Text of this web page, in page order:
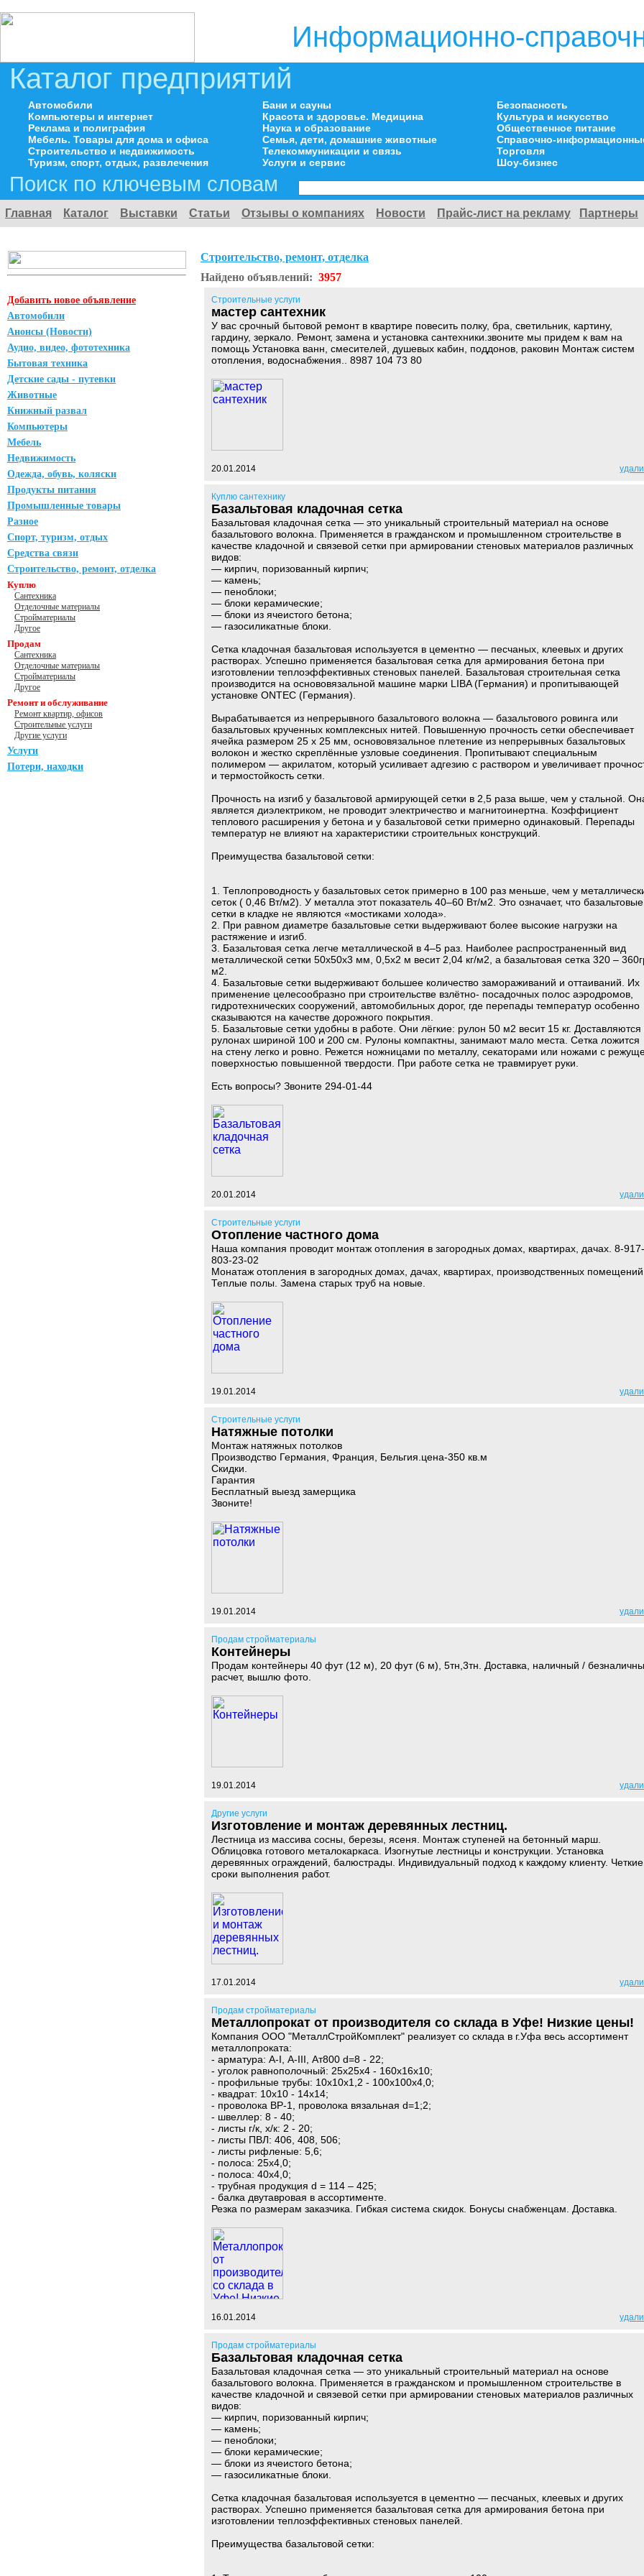
Информационно-
Каталог предприятий
Автомобили
Компьютеры и интернет
Реклама и полиграфия
Мебель. Товары для дома и офиса
Строительство и недвижимость
Туризм, спорт, отдых, развлечения
Бани и сауны
Красота и здоровье. Медицина
Наука и образование
Семья, дети, домашние животные
Телекоммуникации и связь
Услуги и сервис
Безопасность
Культура и искусство
Общественное питание
Справочно-
Торговля
Шоу-бизнес
Поиск по ключевым словам
Главная Каталог Выставки Статьи Отзывы о компаниях Новости Прайс-лист на рекламу Партнеры
Добавить новое объявление
Автомобили
Анонсы (Новости)
Аудио, видео, фототехника
Бытовая техника
Детские сады - путевки
Животные
Книжный развал
Компьютеры
Мебель
Недвижимость
Одежда, обувь, коляски
Продукты питания
Промышленные товары
Разное
Спорт, туризм, отдых
Средства связи
Строительство, ремонт, отделка
Куплю
Сантехника
Отделочные материалы
Стройматериалы
Другое
Продам
Сантехника
Отделочные материалы
Стройматериалы
Другое
Ремонт и обслуживание
Ремонт квартир, офисов
Строительные услуги
Другие услуги
Услуги
Потери, находки
Строительство, ремонт, отделка
Найдено объявлений: 3957
Строительные услуги
мастер сантехник
У вас срочный бытовой ремонт в квартире повесить полку, бра, светильник, картину,
гардину, зеркало. Ремонт, замена и установка сантехники.звоните мы придем к вам на
помощь Установка ванн, смесителей, душевых кабин, поддонов, раковин Монтаж систем
отопления, водоснабжения.. 8987 104 73 80
20.01.2014
Куплю сантехнику
Базальтовая кладочная сетка
Базальтовая кладочная сетка — это уникальный строительный материал на основе
базальтового волокна. Применяется в гражданском и промышленном строительстве в
качестве кладочной и связевой сетки при армировании стеновых материалов различных
видов:
— кирпич, поризованный кирпич;
— камень;
— пеноблоки;
— блоки керамические;
— блоки из ячеистого бетона;
— газосиликатные блоки.
Сетка кладочная базальтовая используется в цементно — песчаных, клеевых и других
растворах. Успешно применяется базальтовая сетка для армирования бетона при
изготовлении теплоэффективных стеновых панелей. Базальтовая строительная сетка
производится на основовязальной машине марки LIBA (Германия) и пропитывающей
установке ONTEC (Германия).
Вырабатывается из непрерывного базальтового волокна — базальтового ровинга или
базальтовых крученных комплексных нитей. Повышенную прочность сетки обеспечивает
ячейка размером 25 х 25 мм, основовязальное плетение из непрерывных базальтовых
волокон и жестко скреплённые узловые соединения. Пропитывают специальным
полимером — акрилатом, который усиливает адгезию с раствором и увеличивает
и термостойкость сетки.
Прочность на изгиб у базальтовой армирующей сетки в 2,5 раза выше, чем у стальной.
является диэлектриком, не проводит электричество и магнитоинертна. Коэффициент
теплового расширения у бетона и у базальтовой сетки примерно одинаковый. Перепады
температур не влияют на характеристики строительных конструкций.
Преимущества базальтовой сетки:
1. Теплопроводность у базальтовых сеток примерно в 100 раз меньше, чем у
сеток ( 0,46 Вт/м2). У металла этот показатель 40–60 Вт/м2. Это означает, что базальтовые
сетки в кладке не являются «мостиками холода».
2. При равном диаметре базальтовые сетки выдерживают более высокие нагрузки на
растяжение и изгиб.
3. Базальтовая сетка легче металлической в 4–5 раз. Наиболее распространенный вид
металлической сетки 50х50х3 мм, 0,5х2 м весит 2,04 кг/м2, а базальтовая сетка 320 –
м2.
4. Базальтовые сетки выдерживают большее количество замораживаний и оттаиваний. Их
применение целесообразно при строительстве взлётно- посадочных полос аэродромов,
гидротехнических сооружений, автомобильных дорог, где перепады температур особенно
сказываются на качестве дорожного покрытия.
5. Базальтовые сетки удобны в работе. Они лёгкие: рулон 50 м2 весит 15 кг. Доставляются
рулонах шириной 100 и 200 см. Рулоны компактны, занимают мало места. Сетка ложится
на стену легко и ровно. Режется ножницами по металлу, секаторами или ножами с
поверхностью повышенной твердости. При работе сетка не травмирует руки.
Есть вопросы? Звоните 294-01-44
20.01.2014
Строительные услуги
Отопление частного дома
Наша компания проводит монтаж отопления в загородных домах, квартирах, дачах. 8-917-
803-23-02
Монатаж отопления в загородных домах, дачах, квартирах, производственных помещений.
Теплые полы. Замена старых труб на новые.
19.01.2014
Строительные услуги
Натяжные потолки
Монтаж натяжных потолков
Производство Германия, Франция, Бельгия.цена-350 кв.м
Скидки.
Гарантия
Бесплатный выезд замерщика
Звоните!
19.01.2014
Продам стройматериалы
Контейнеры
Продам контейнеры 40 фут (12 м), 20 фут (6 м), 5тн,3тн. Доставка, наличный /
расчет, вышлю фото.
19.01.2014
Другие услуги
Изготовление и монтаж деревянных лестниц.
Лестница из массива сосны, березы, ясеня. Монтаж ступеней на бетонный марш.
Облицовка готового металокаркаса. Изогнутые лестницы и конструкции. Установка
деревянных ограждений, балюстрады. Индивидуальный подход к каждому клиенту. Четкие
сроки выполнения работ.
17.01.2014
Продам стройматериалы
Металлопрокат от производителя со склада в Уфе! Низкие цены!
Компания ООО "МеталлСтройКомплект" реализует со склада в г.Уфа весь ассортимент
металлопроката:
- арматура: A-I, А-III, Ат800 d=8 - 22;
- уголок равнополочный: 25х25х4 - 160х16х10;
- профильные трубы: 10х10х1,2 - 100х100х4,0;
- квадрат: 10х10 - 14х14;
- проволока ВР-1, проволока вязальная d=1;2;
- швеллер: 8 - 40;
- листы г/к, х/к: 2 - 20;
- листы ПВЛ: 406, 408, 506;
- листы рифленые: 5,6;
- полоса: 25х4,0;
- полоса: 40х4,0;
- трубная продукция d = 114 – 425;
- балка двутавровая в ассортименте.
Резка по размерам заказчика. Гибкая система скидок. Бонусы снабженцам. Доставка.
16.01.2014
Продам стройматериалы
Базальтовая кладочная сетка
Базальтовая кладочная сетка — это уникальный строительный материал на основе
базальтового волокна. Применяется в гражданском и промышленном строительстве в
качестве кладочной и связевой сетки при армировании стеновых материалов различных
видов:
— кирпич, поризованный кирпич;
— камень;
— пеноблоки;
— блоки керамические;
— блоки из ячеистого бетона;
— газосиликатные блоки.
Сетка кладочная базальтовая используется в цементно — песчаных, клеевых и других
растворах. Успешно применяется базальтовая сетка для армирования бетона при
изготовлении теплоэффективных стеновых панелей.
Преимущества базальтовой сетки: